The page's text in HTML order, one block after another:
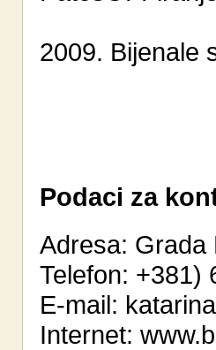
2009. Bijenale
Podaci za
Adresa: Grada
Telefon: +381)
E-mail:
Internet: